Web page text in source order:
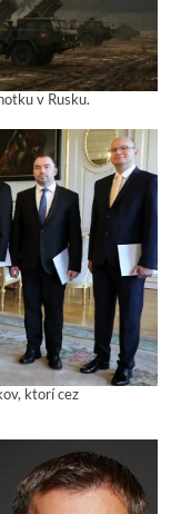
v Rusku.
ktorí cez